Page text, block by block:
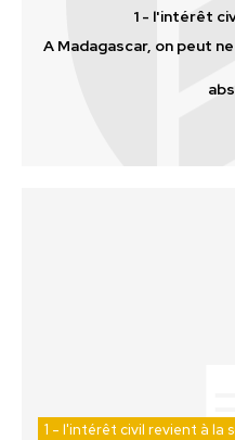
1 - l'intérêt
A Madagascar, on peut
1 - l'intérêt civil revient à la